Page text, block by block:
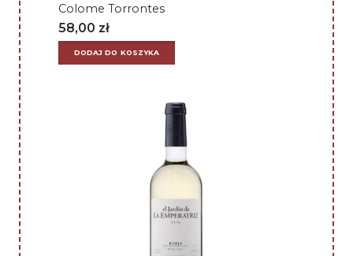
Colome Torrontes
58,00 zł
DODAJ DO KOSZYKA